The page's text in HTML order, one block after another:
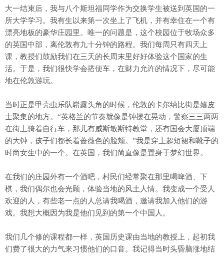
大一结束后，我与八个斯坦福同学作为交换学生被送到英国的一
所大学学习。我有生以来第一次坐上了飞机，并有幸住在一个有
漂亮地板的豪华庄园里。唯一的问题是，这个校园位于牧场众多
的英国中部，离伦敦有九十分钟的路程。我们每周只有四天上
课，教授们鼓励我们在三天的长周末里好好体验这个国家的生
活。于是，我们很快学会搭便车，在财力允许的情况下，尽可能
地在伦敦游玩。
当时正是甲壳虫乐队崭露头角的时候，伦敦的卡尔纳比街是嬉皮
士聚集的地方。“英格兰的节奏就像是钟摆在晃动，警察三三两两
在街上骑着自行车，那儿有威斯敏斯特教堂，还有国会大厦顶端
的大钟，孩子们都长着蔷薇色的脸颊。”我是穿上超短裙和靴子的
时尚女生中的一个。在英国，我们简直像是置身于梦幻世界。
在我们的庄园外有一个酒吧，村民们经常聚在那里喝啤酒、下
棋，我们偶尔也会光顾，体验当地的风土人情。我变成一个受人
欢迎的人，有些老一点的人总请我喝酒，邀请我加入他们的游
戏。我想大概因为我是他们见到的第一个中国人。
我们几个修的课程都一样，英国历史课由当地的教授上，起初我
们费了很大的力气来习惯他们的口音。我记得当时头昏脑涨地结